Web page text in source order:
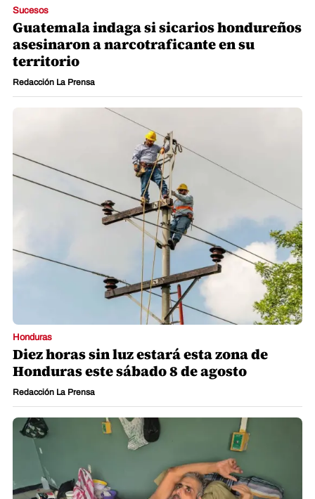
Sucesos
Guatemala indaga si sicarios hondureños
asesinaron a narcotraficante en su
territorio
Redacción La Prensa
Honduras
Diez horas sin luz estará esta zona de
Honduras este sábado 8 de agosto
Redacción La Prensa